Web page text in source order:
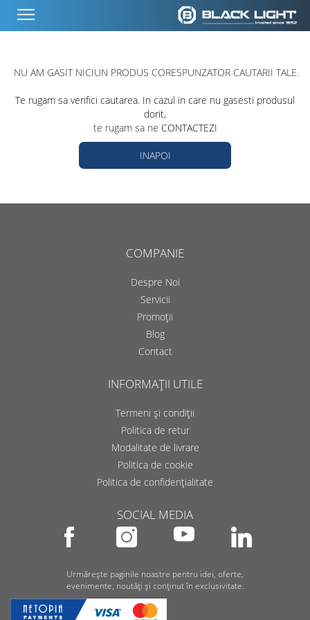
NU AM GASIT NICIUN PRODUS CORESPUNZATOR CAUTARII TALE.
Te rugam sa verifici cautarea. In cazul in care nu gasesti produsul
dorit,
te rugam sa ne CONTACTEZI
INAPOI
COMPANIE
Despre Noi
Servicii
Promoții
Blog
Contact
INFORMAȚII UTILE
Termeni și condiții
Politica de retur
Modalitate de livrare
Politica de cookie
Politica de confidențialitate
SOCIAL MEDIA
Urmărește paginile noastre pentru idei, oferte,
evenimente, noutăți și conținut în exclusivitate.